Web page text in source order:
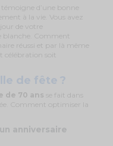
d’une bonne
à la vie. Vous avez
de votre
blanche. Comment
réussi et par là même
célébration soit
de fête ?
de 70 ans se fait dans
Comment optimiser la
anniversaire